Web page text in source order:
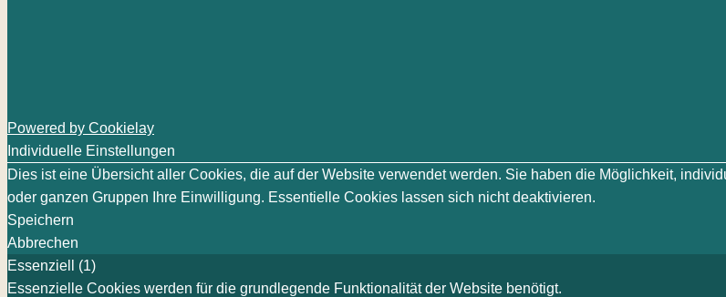
Powered by Cookielay
Individuelle Einstellungen
Dies ist eine Übersicht aller Cookies, die auf der Website verwendet werden. Sie haben die Möglichkeit,
oder ganzen Gruppen Ihre Einwilligung. Essentielle Cookies lassen sich nicht deaktivieren.
Speichern
Abbrechen
Essenziell (1)
Essenzielle Cookies werden für die grundlegende Funktionalität der Website benötigt.